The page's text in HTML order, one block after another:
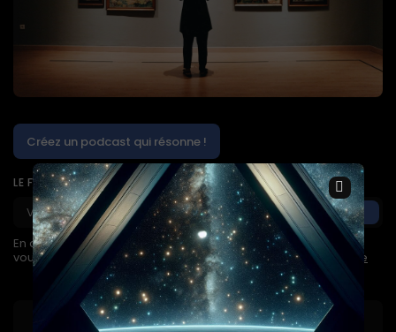
Créez un podcast qui résonne !
LE FACTEUR À DÉMISSIONNEZ
En appuyant sur le bouton d'inscription, vous confirmez que
vous avez lu et accepté notrePrivacy Policyand Terms of Use
×